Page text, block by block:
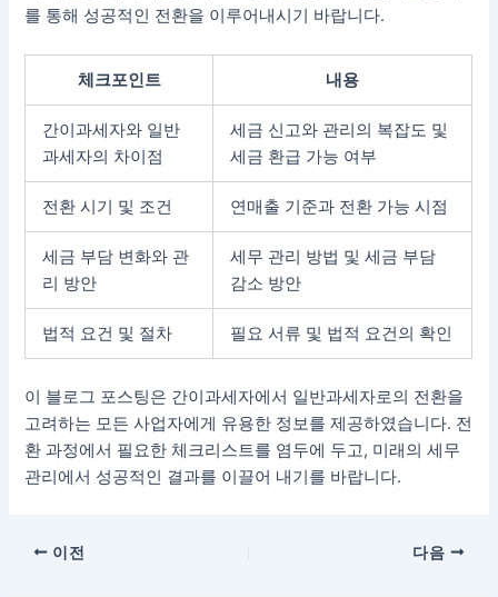
를 통해 성공적인 전환을 이루어내시기 바랍니다.
체크포인트 내용
간이과세자와 일반
과세자의 차이점
세금 신고와 관리의 복잡도 및
세금 환급 가능 여부
전환 시기 및 조건 연매출 기준과 전환 가능 시점
세금 부담 변화와 관
리 방안
세무 관리 방법 및 세금 부담
감소 방안
법적 요건 및 절차 필요 서류 및 법적 요건의 확인
이 블로그 포스팅은 간이과세자에서 일반과세자로의 전환을
고려하는 모든 사업자에게 유용한 정보를 제공하였습니다. 전
환 과정에서 필요한 체크리스트를 염두에 두고, 미래의 세무
관리에서 성공적인 결과를 이끌어 내기를 바랍니다.
이전 다음